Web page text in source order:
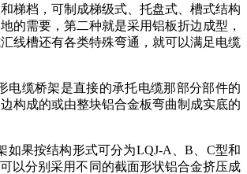
梯档，可制成梯级式、托盘式、槽式结构
的需要，第二种就是采用铝板折边成型，
线槽还有各类特殊弯通，就可以满足电缆
电缆桥架是直接的承托电缆那部分部件的
构成的或由整块铝合金板弯曲制成实底的
如果按结构形式可分为LQJ-A 、B C型和
以分别采用不同的截面形状铝合金挤压成